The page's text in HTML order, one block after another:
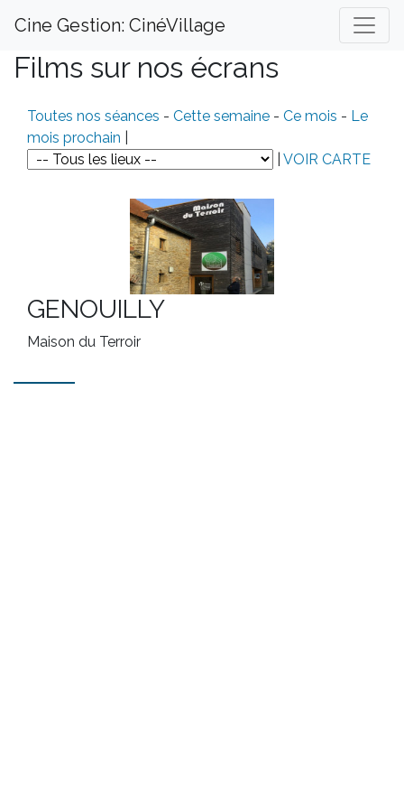
Cine Gestion: CinéVillage
Films sur nos écrans
Toutes nos séances - Cette semaine - Ce mois - Le
mois prochain
VOIR CARTE
GENOUILLY
Maison du Terroir